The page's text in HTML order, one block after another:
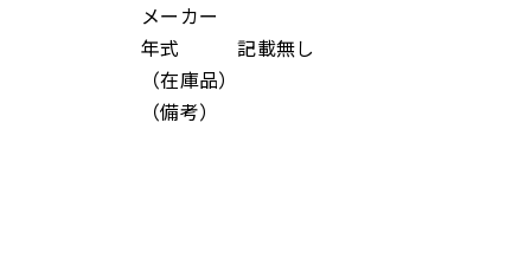
メーカー
年式 記載無し
（在庫品）
（備考）